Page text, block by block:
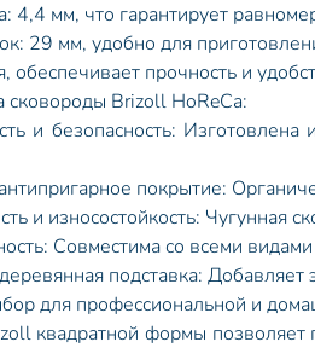
4,4 мм, что гарантирует
29 мм, удобно для
обеспечивает прочность и
Brizoll HoReCa:
и безопасность:
покрытие:
и износостойкость: Чугунная
Совместима со всеми
подставка:
для профессиональной и
квадратной формы позволяет